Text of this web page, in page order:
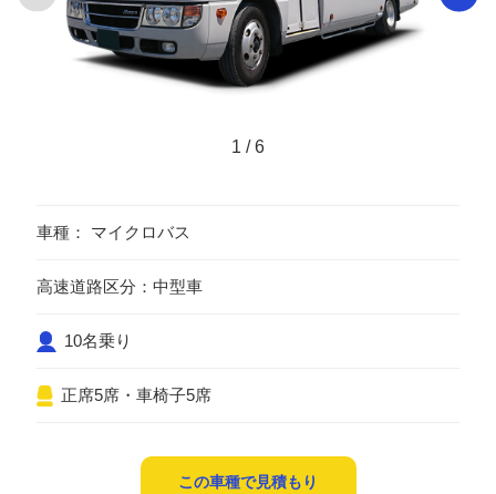
1 /6
車種： マイクロバス
高速道路区分：中型車
10名乗り
正席5席・車椅子5席
この車種で見積もり